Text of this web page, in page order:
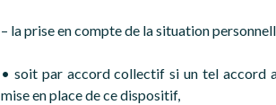
– la prise en compte de la situation
• soit par accord collectif si un tel accord
mise en place de ce dispositif,